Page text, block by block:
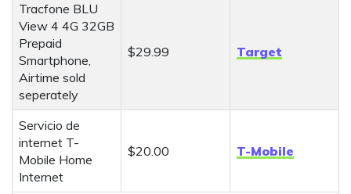
Tracfone BLU
View 4 4G 32GB
Prepaid
Smartphone,
Airtime sold
seperately
$29.99 Target
Servicio de
internet T-
Mobile Home
Internet
$20.00 T-Mobile